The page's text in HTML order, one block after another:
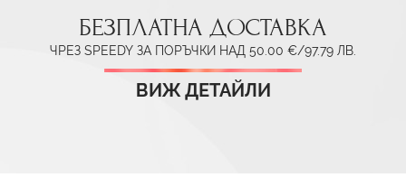
БЕЗПЛАТНА ДОСТАВКА
ЧРЕЗ SPEEDY ЗА ПОРЪЧКИ НАД 50.00 €/97.79 ЛВ.
ВИЖ ДЕТАЙЛИ